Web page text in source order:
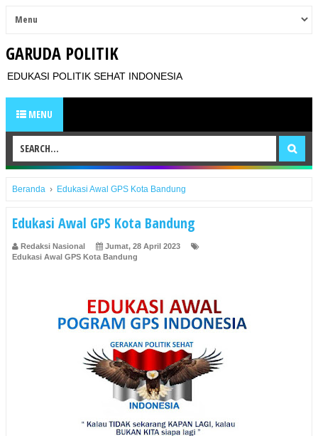
GARUDA POLITIK
EDUKASI POLITIK SEHAT INDONESIA
MENU
Beranda › Edukasi Awal GPS Kota Bandung
Edukasi Awal GPS Kota Bandung
Redaksi Nasional
Jumat, 28 April 2023
Edukasi Awal GPS Kota Bandung